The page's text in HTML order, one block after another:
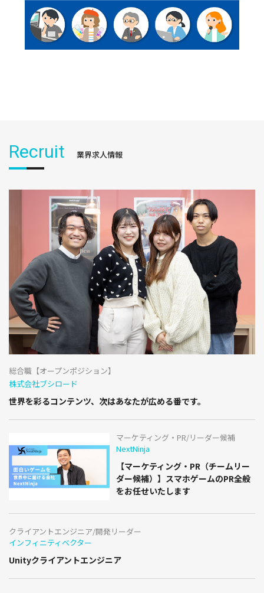
Recruit 業界求人情報
総合職【オープンポジション】
株式会社ブシロード
世界を彩るコンテンツ、次はあなたが広める番です。
マーケティング・PR/リーダー候補
NextNinja
【マーケティング・PR（チームリー
ダー候補）】スマホゲームのPR全般
をお任せいたします
クライアントエンジニア/開発リーダー
インフィニティベクター
Unityクライアントエンジニア